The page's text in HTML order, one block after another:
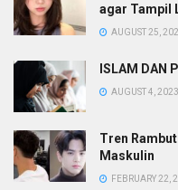
agar Tampil
AUGUST 25,
ISLAM DAN
AUGUST 4, 2023
Tren
Maskulin
FEBRUARY 22,